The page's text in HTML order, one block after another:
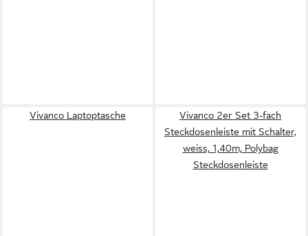
Vivanco Laptoptasche
Vivanco 2er Set 3-fach
Steckdosenleiste mit Schalter,
weiss, 1,40m, Polybag
Steckdosenleiste